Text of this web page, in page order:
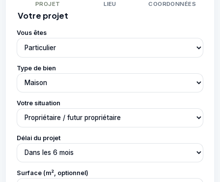
PROJET LIEU COORDONNÉES
Votre projet
Vous êtes
Type de bien
Votre situation
Délai du projet
Surface (m², optionnel)